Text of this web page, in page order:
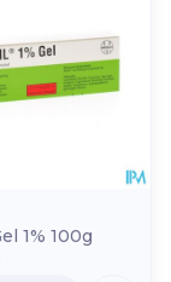
1% 100g